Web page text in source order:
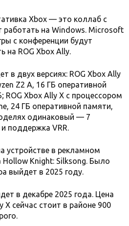
Xbox — это коллаб с
работать на Windows. Microsoft
с конференции будут
на ROG Xbox Ally.
в двух версиях: ROG Xbox Ally
Z2 A, 16 ГБ оперативной
ROG Xbox Ally X с процессором
24 ГБ оперативной памяти,
одинаковый — 7
поддержка VRR.
устройстве в рекламном
Knight: Silksong. Было
выйдет в 2025 году.
в декабре 2025 года. Цена
X сейчас стоит в районе 900